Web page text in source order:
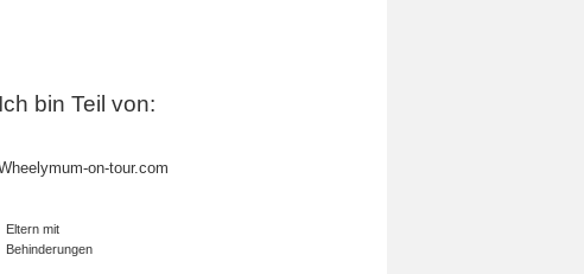
Ich bin Teil von:
on-tour.com
Eltern mit
Behinderungen